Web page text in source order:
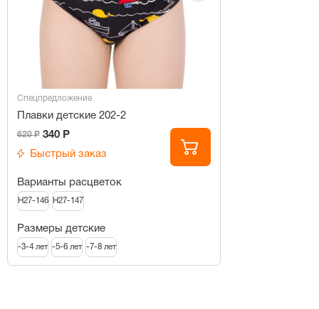
Спецпредложение
Плавки детские 202-2
620 Р 340 Р
Быстрый заказ
Варианты расцветок
H27-146 H27-147
Размеры детские
-3-4 лет -5-6 лет -7-8 лет